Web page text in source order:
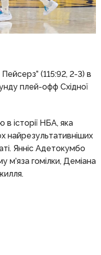
Пейсерз” (115:92, 2-3) в
плей-офф Східної
історії НБА, яка
найрезультативніших
Янніс Адетокумбо
м’яза гомілки, Деміана